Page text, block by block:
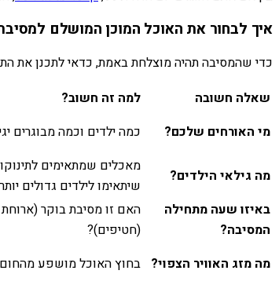
איך לבחור את האוכל המוכן המושלם
כדי שהמסיבה תהיה מוצלחת באמת, כדאי לתכנן את
שאלה חשובה
למה זה חשוב?
מי האורחים שלכם?
כמה ילדים וכמה מבוגרים
מה גילאי הילדים?
מאכלים שמתאימים
שיתאימו לילדים גדולים
באיזו שעה מתחילה
המסיבה?
האם זו מסיבת בוקר
(חטיפים)?
מה מזג האוויר הצפוי? בחוץ האוכל מושפע